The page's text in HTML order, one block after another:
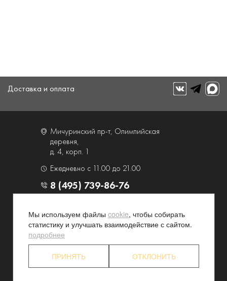
Доставка и оплата
Мичуринский пр-т, Олимпийская
деревня,
д. 4, корп. 1
Ежедневно с 11.00 до 21.00
8 (495) 739-86-76
Услуги
Контакты и схема проезда
Наши преимущества
Программа лояльности
Мы используем файлы cookie, чтобы собирать
статистику и улучшать взаимодействие с сайтом.
подробнее
ПРИНЯТЬ ОТКЛОНИТЬ